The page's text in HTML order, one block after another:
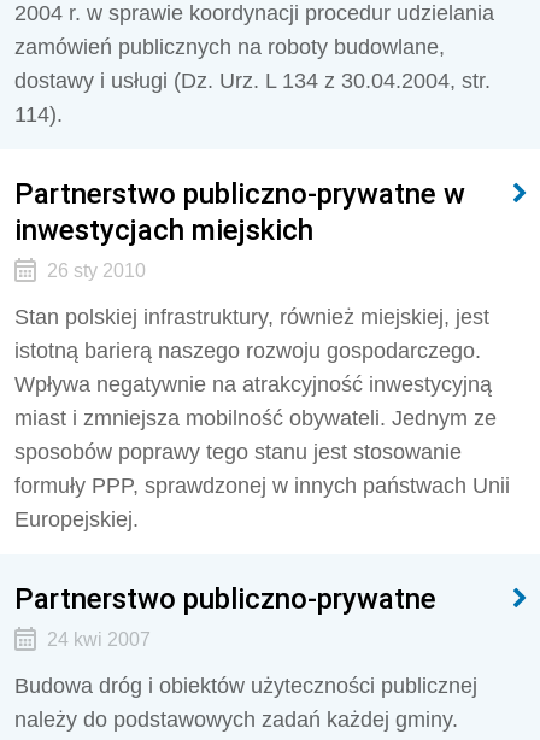
2004 r. w sprawie koordynacji procedur udzielania
zamówień publicznych na roboty budowlane,
dostawy i usługi (Dz. Urz. L 134 z 30.04.2004, str.
114).
Partnerstwo publiczno-prywatne w
inwestycjach miejskich
26 sty 2010
Stan polskiej infrastruktury, również miejskiej, jest
istotną barierą naszego rozwoju gospodarczego.
Wpływa negatywnie na atrakcyjność inwestycyjną
miast i zmniejsza mobilność obywateli. Jednym ze
sposobów poprawy tego stanu jest stosowanie
formuły PPP, sprawdzonej w innych państwach Unii
Europejskiej.
Partnerstwo publiczno-prywatne
24 kwi 2007
Budowa dróg i obiektów użyteczności publicznej
należy do podstawowych zadań każdej gminy.